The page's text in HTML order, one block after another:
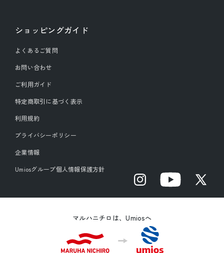
ショッピングガイド
よくあるご質問
お問い合わせ
ご利用ガイド
特定商取引に基づく表示
利用規約
プライバシーポリシー
企業情報
Umiosグループ個人情報保護方針
InstagramYouTube
X
(Twitter)
マルハニチロは、Umiosへ